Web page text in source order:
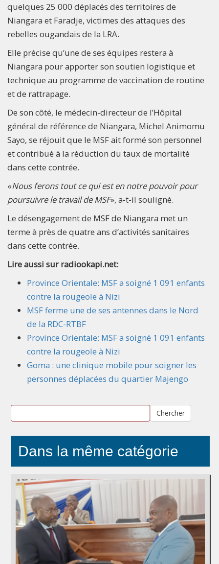
quelques 25 000 déplacés des territoires de
Niangara et Faradje, victimes des attaques des
rebelles ougandais de la LRA.
Elle précise qu’une de ses équipes restera à
Niangara pour apporter son soutien logistique et
technique au programme de vaccination de routine
et de rattrapage.
De son côté, le médecin-directeur de l’Hôpital
général de référence de Niangara, Michel Animomu
Sayo, se réjouit que le MSF ait formé son personnel
et contribué à la réduction du taux de mortalité
dans cette contrée.
«Nous ferons tout ce qui est en notre pouvoir pour
poursuivre le travail de MSF», a-t-il souligné.
Le désengagement de MSF de Niangara met un
terme à près de quatre ans d’activités sanitaires
dans cette contrée.
Lire aussi sur radiookapi.net:
Province Orientale: MSF a soigné 1 091 enfants
contre la rougeole à Nizi
MSF ferme une de ses antennes dans le Nord
de la RDC-RTBF
Province Orientale: MSF a soigné 1 091 enfants
contre la rougeole à Nizi
Goma : une clinique mobile pour soigner les
personnes déplacées du quartier Majengo
Chercher
Dans la même catégorie